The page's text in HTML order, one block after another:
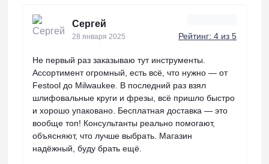
Сергей
28 января 2025 Рейтинг: 4 из 5
Не первый раз заказываю тут инструменты.
Ассортимент огромный, есть всё, что нужно — от
Festool до Milwaukee. В последний раз взял
шлифовальные круги и фрезы, всё пришло быстро
и хорошо упаковано. Бесплатная доставка — это
вообще топ! Консультанты реально помогают,
объясняют, что лучше выбрать. Магазин
надёжный, буду брать ещё.